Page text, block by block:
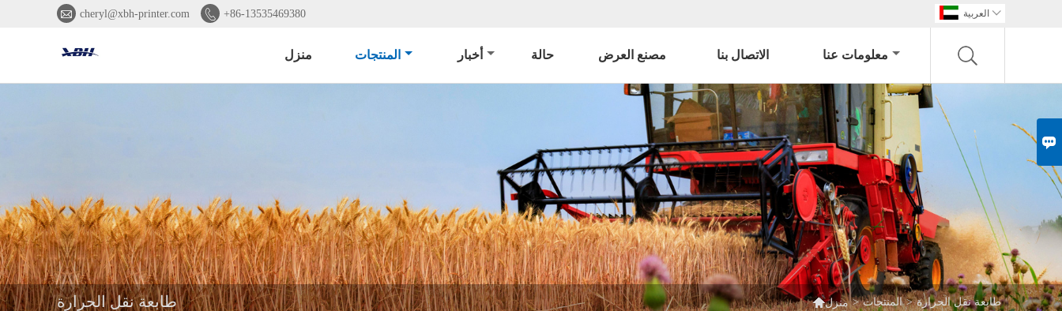

 cheryl@xbh-printer.com  +86-13535469380 العربية 
منزل المنتجات أخبار حالة مصنع العرض الاتصال بنا معلومات عنا
طابعة نقل الحرارة منزل > المنتجات > طابعة نقل الحرارة